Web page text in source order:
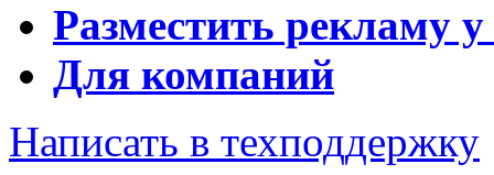
Разместить рекламу у
Для компаний
Написать в техподдержку